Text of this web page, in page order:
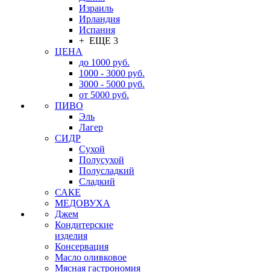
Израиль
Ирландия
Испания
+ ЕЩЕ 3
ЦЕНА
до 1000 руб.
1000 - 3000 руб.
3000 - 5000 руб.
от 5000 руб.
ПИВО
Эль
Лагер
СИДР
Сухой
Полусухой
Полусладкий
Сладкий
САКЕ
МЕДОВУХА
Джем
Кондитерские
изделия
Консервация
Масло оливковое
Мясная гастрономия